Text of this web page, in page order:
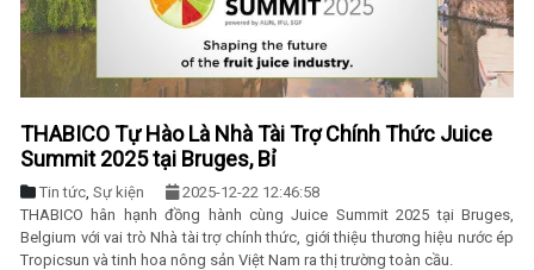
THABICO Tự Hào Là Nhà Tài Trợ Chính Thức Juice
Summit 2025 tại Bruges, Bỉ
Tin tức, Sự kiện
2025-12-22 12:46:58
THABICO hân hạnh đồng hành cùng Juice Summit 2025 tại Bruges,
Belgium với vai trò Nhà tài trợ chính thức, giới thiệu thương hiệu nước ép
Tropicsun và tinh hoa nông sản Việt Nam ra thị trường toàn cầu.